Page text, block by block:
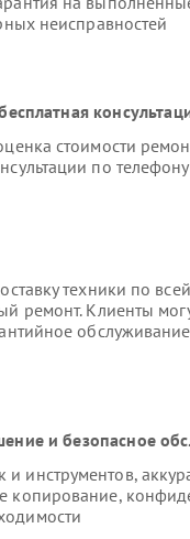
неисправностей
стоимости
по
техники по
ремонт. Клиенты
и безопасное
инструментов,
копирование,